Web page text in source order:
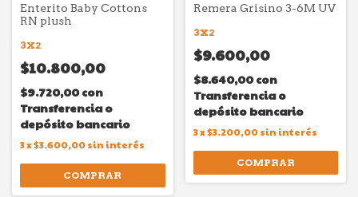
Enterito Baby Cottons
RN plush
3X2
$10.800,00
$9.720,00con
Transferencia o
depósito bancario
3x$3.600,00sin interés
COMPRAR
Remera Grisino 3-6M UV
3X2
$9.600,00
$8.640,00con
Transferencia o
depósito bancario
3x$3.200,00 sin interés
COMPRAR